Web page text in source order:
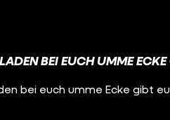
BEI EUCH UMME
bei euch umme Ecke gibt